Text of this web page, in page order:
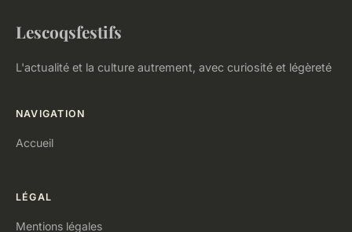
Lescoqsfestifs
L'actualité et la culture autrement, avec curiosité et légèreté
NAVIGATION
Accueil
LÉGAL
Mentions légales